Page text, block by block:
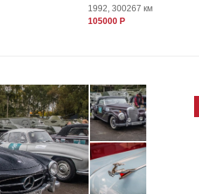
1992, 300267 км
105000 Р